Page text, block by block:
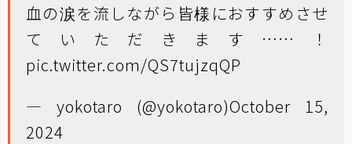
血の涙を流しながら皆様におすすめさせ
ていただきます……！
pic.twitter.com/QS7tujzqQP
— yokotaro (@yokotaro)October 15,
2024